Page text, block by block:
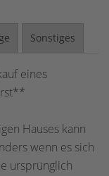
Sonstiges
eines
Hauses kann
wenn es sich
ursprünglich